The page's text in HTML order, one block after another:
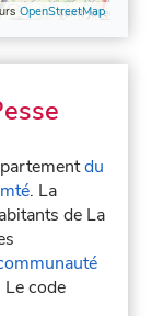
OpenStreetMap
du
. La
de La
Le code